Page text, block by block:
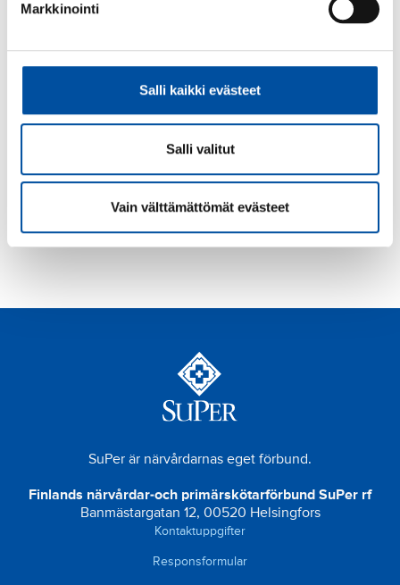
Markkinointi
Salli kaikki evästeet
Salli valitut
Vain välttämättömät evästeet
läkemedelsbehandling
Kompletterande utbildning
SuPer är närvårdarnas eget förbund.
Finlands närvårdar-och primärskötarförbund SuPer rf
Banmästargatan 12, 00520 Helsingfors
Kontaktuppgifter
Responsformular